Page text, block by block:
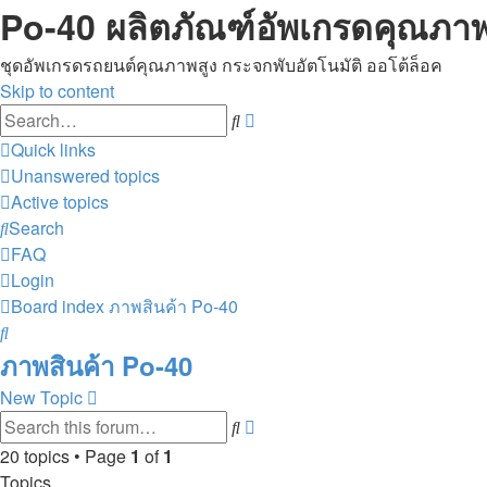
Po-40 ผลิตภัณฑ์อัพเกรดคุณภา
ชุดอัพเกรดรถยนต์คุณภาพสูง กระจกพับอัตโนมัติ ออโต้ล็อค
Skip to content
Search
Quick links
Unanswered topics
Active topics
Search
FAQ
Login
Board indexภาพสินค้า Po-40
Search
ภาพสินค้า Po-40
New Topic
Search
20 topics • Page 1 of1